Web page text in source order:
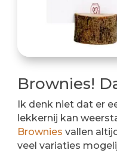
Brownies!
Ik denk niet dat er
lekkernij kan
Brownies vallen
veel variaties